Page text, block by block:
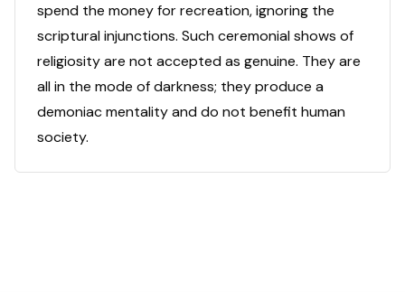
spend the money for recreation, ignoring the
scriptural injunctions. Such ceremonial shows of
religiosity are not accepted as genuine. They are
all in the mode of darkness; they produce a
demoniac mentality and do not benefit human
society.